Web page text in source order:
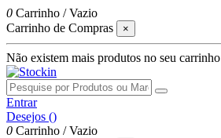
0 Carrinho /Vazio
Carrinho de Compras
×
Não existem mais produtos no seu carrinho
Entrar
Desejos ()
0 Carrinho /Vazio